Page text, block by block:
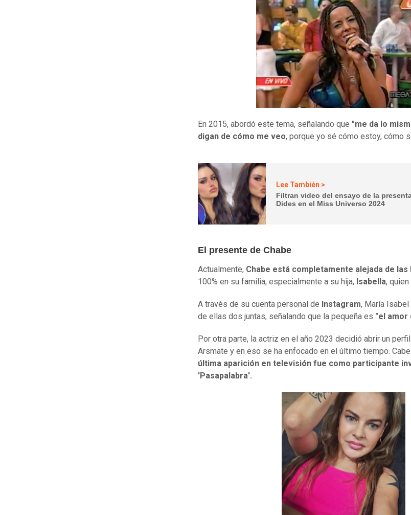
En 2015, abordó este tema, señalando que "me da lo
digan de cómo me veo, porque yo sé cómo estoy, cómo
Lee También >
Filtran video del ensayo de la
Dides en el Miss Universo 2024
El presente de Chabe
Actualmente, Chabe está completamente alejada de las
100% en su familia, especialmente a su hija, Isabella,
A través de su cuenta personal de Instagram, María
de ellas dos juntas, señalando que la pequeña es "el amor
Por otra parte, la actriz en el año 2023 decidió abrir un
Arsmate y en eso se ha enfocado en el último tiempo.
última aparición en televisión fue como participante
'Pasapalabra'.